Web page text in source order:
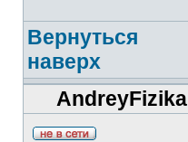
Вернуться
наверх
AndreyFizika